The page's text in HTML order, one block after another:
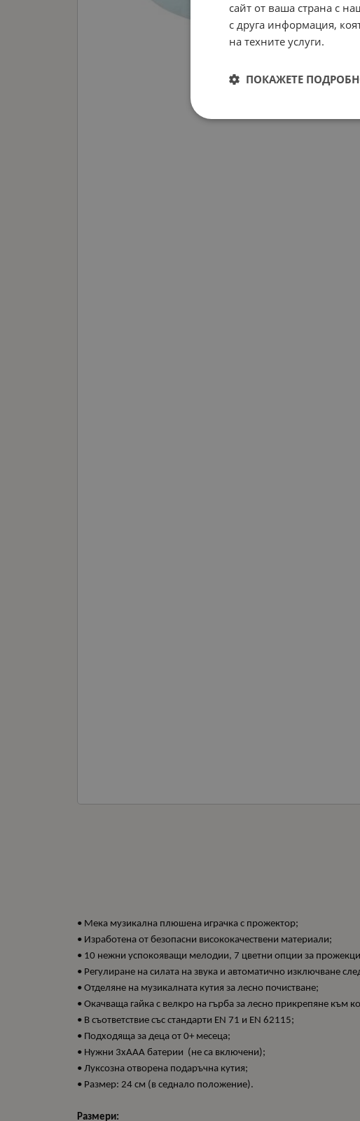
• Мека музикална плюшена играчка с прожектор;
• Изработена от безопасни висококачествени материали;
• 10 нежни успокояващи мелодии, 7 цветни опции за
• Регулиране на силата на звука и автоматично изключване
• Отделяне на музикалната кутия за лесно почистване;
• Окачваща гайка с велкро на гърба за лесно прикрепяне към
• В съответствие със стандарти EN 71 и EN 62115;
• Подходяща за деца от 0+ месеца;
• Нужни 3xAAA батерии (не са включени);
• Луксозна отворена подаръчна кутия;
• Размер: 24 см (в седнало положение).
Размери:
сайт от ваша страна с
с друга информация,
на техните услуги.
ПОКАЖЕТЕ